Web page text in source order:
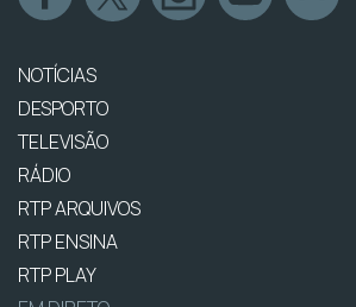
NOTÍCIAS
DESPORTO
TELEVISÃO
RÁDIO
RTP ARQUIVOS
RTP ENSINA
RTP PLAY